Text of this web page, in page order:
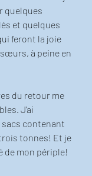
quelques
et quelques
feront la joie
à peine en
du retour me
J’ai
sacs contenant
tonnes! Et je
de mon périple!